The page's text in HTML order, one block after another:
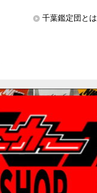
千葉鑑定団とは